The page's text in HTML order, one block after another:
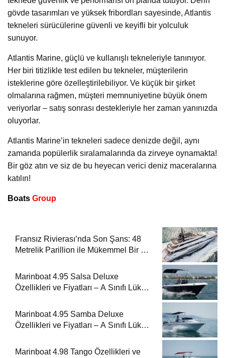
gövde tasarımları ve yüksek fribordları sayesinde, Atlantis
tekneleri sürücülerine güvenli ve keyifli bir yolculuk
sunuyor.
Atlantis Marine, güçlü ve kullanışlı tekneleriyle tanınıyor.
Her biri titizlikle test edilen bu tekneler, müşterilerin
isteklerine göre özelleştirilebiliyor. Ve küçük bir şirket
olmalarına rağmen, müşteri memnuniyetine büyük önem
veriyorlar – satış sonrası destekleriyle her zaman yanınızda
oluyorlar.
Atlantis Marine’in tekneleri sadece denizde değil, aynı
zamanda popülerlik sıralamalarında da zirveye oynamakta!
Bir göz atın ve siz de bu heyecan verici deniz maceralarına
katılın!
Boats Group
Fransız Rivierası’nda Son Şans: 48
Metrelik Parillion ile Mükemmel Bir Yat
Marinboat 4.95 Salsa Deluxe
Özellikleri ve Fiyatları – A Sınıfı Lüks
Marinboat 4.95 Samba Deluxe
Özellikleri ve Fiyatları – A Sınıfı Lüks
Marinboat 4.98 Tango Özellikleri ve